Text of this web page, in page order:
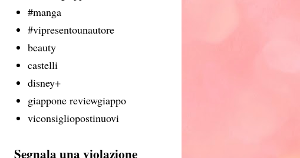
#manga
#vipresentounautore
beauty
castelli
disney+
giappone reviewgiappo
viconsigliopostinuovi
Segnala una violazione